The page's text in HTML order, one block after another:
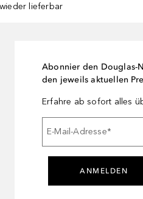
lieferbar
Abonnier den Douglas-
den jeweils aktuellen
Erfahre ab sofort alles
E-Mail-Adresse*
ANMELDEN